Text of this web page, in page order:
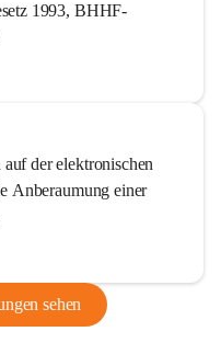
1993, BHHF-
der elektronischen
Anberaumung einer
sehen